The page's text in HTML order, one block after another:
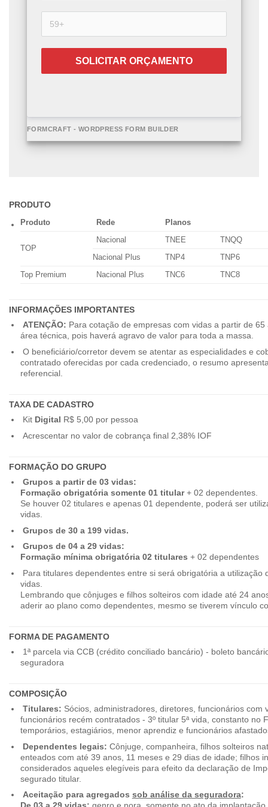
SOLICITAR ORÇAMENTO
FORMCRAFT - WORDPRESS FORM BUILDER
PRODUTO
Produto Rede Planos
TOP
Nacional TNEE
TNQQ
Nacional Plus
TNP4
TNP6
Top Premium
Nacional Plus TNC6 TNC8
INFORMAÇÕES IMPORTANTES
ATENÇÃO: Para cotação de empresas com vidas a partir de
área técnica, pois haverá agravo de valor para toda a massa.
O beneficiário/corretor devem se atentar as especialidades e
contratado oferecidas por cada credenciado, o resumo
referencial.
TAXA DE CADASTRO
Kit Digital R$ 5,00 por pessoa
Acrescentar no valor de cobrança final 2,38% IOF
FORMAÇÃO DO GRUPO
Grupos a partir de 03 vidas:
Formação obrigatória somente 01 titular+ 02 dependentes.
Se houver 02 titulares e apenas 01 dependente, poderá ser
vidas.
Grupos de 30 a 199 vidas.
Grupos de 04 a 29 vidas:
Formação mínima obrigatória 02 titulares + 02 dependentes
Para titulares dependentes entre si será obrigatória a utilização
vidas.
Lembrando que cônjuges e filhos solteiros com idade até 24
aderir ao plano como dependentes, mesmo se tiverem vínculo
FORMA DE PAGAMENTO
1ª parcela via CCB (crédito conciliado bancário) - boleto
seguradora
COMPOSIÇÃO
Titulares: Sócios, administradores, diretores, funcionários com
funcionários recém contratados - 3º titular 5ª vida, constanto no
temporários, estagiários, menor aprendiz e funcionários
Dependentes legais: Cônjuge, companheira, filhos solteiros
enteados com até 39 anos, 11 meses e 29 dias de idade; filhos
considerados aqueles elegíveis para efeito da declaração de
segurado titular.
Aceitação para agregados sob análise da seguradora: